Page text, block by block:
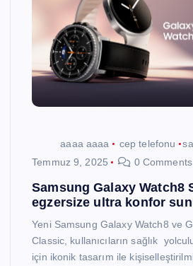
aaaa aaaa cep telefonu
Temmuz 9, 2025
0 Comments
Samsung Galaxy Watch8
egzersize ultra konfor
Yeni Samsung Galaxy Watch8 ve
Classic, kullanıcıların sağlık
için ikonik tasarım ile